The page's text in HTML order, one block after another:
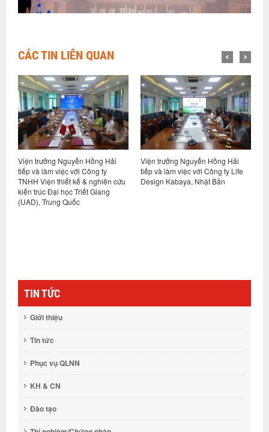
CÁC TIN LIÊN QUAN
Viện trưởng Nguyễn Hồng Hải
tiếp và làm việc với Công ty Life
Design Kabaya, Nhật Bản
Hội thảo khoa học “Nhà ở xã hội
phát thải các-bon thấp – Định
hướng và giải pháp cho Việt
TIN TỨC
Giới thiệu
Tin tức
Phục vụ QLNN
KH & CN
Đào tạo